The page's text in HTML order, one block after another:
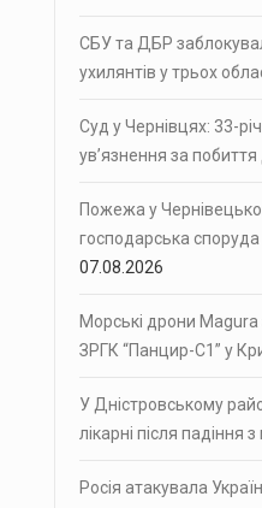
СБУ та ДБР
ухилянтів у трьох
Суд у Чернівцях: 33-
ув’язнення за
Пожежа у
господарська
07.08.2026
Морські дрони
ЗРГК “Панцир-С1” у
У Дністровському
лікарні після падіння
Росія атакувала